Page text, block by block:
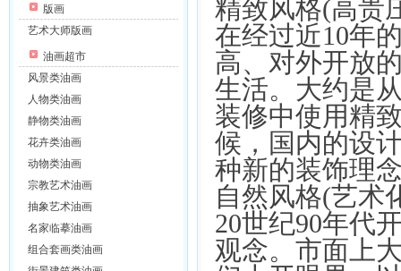
版画
艺术大师版画
油画超市
风景类油画
人物类油画
静物类油画
花卉类油画
动物类油画
宗教艺术油画
抽象艺术油画
名家临摹油画
组合套画类油画
精致风格(高贵
在经过近10年
高、对外开放
生活。大约是
装修中使用精
候，国内的设
种新的装饰理
自然风格(艺术
20世纪90年代
观念。市面上